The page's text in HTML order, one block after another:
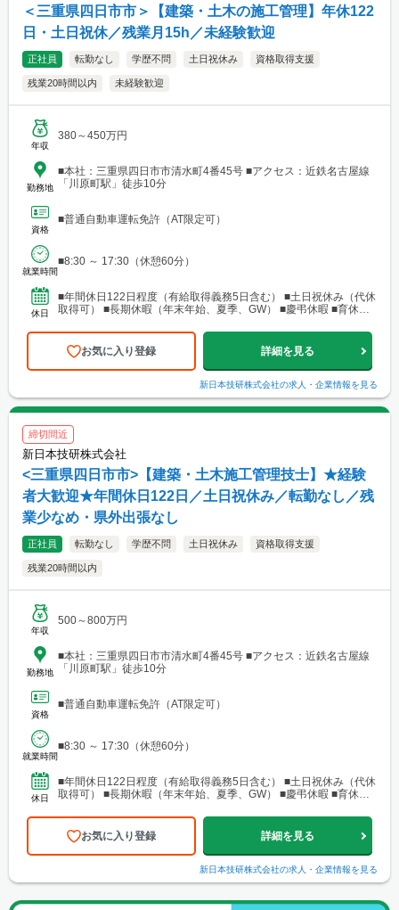
＜三重県四日市市＞【建築・土木の施工管理】年休122
日・土日祝休／残業月15h／未経験歓迎
正社員 転勤なし 学歴不問 土日祝休み 資格取得支援
残業20時間以内 未経験歓迎
年収
380～450万円
勤務地
■本社：三重県四日市市清水町4番45号 ■アクセス：近鉄名古屋線
「川原町駅」徒歩10分
資格
■普通自動車運転免許（AT限定可）
就業時間
■8:30 ～ 17:30（休憩60分）
休日
■年間休日122日程度（有給取得義務5日含む） ■土日祝休み（代休
取得可） ■長期休暇（年末年始、夏季、GW） ■慶弔休暇 ■育休・
お気に入り登録 詳細を見る
新日本技研株式会社の求人・企業情報を見る
締切間近
新日本技研株式会社
<三重県四日市市>【建築・土木施工管理技士】★経験
者大歓迎★年間休日122日／土日祝休み／転勤なし／残
業少なめ・県外出張なし
正社員 転勤なし 学歴不問 土日祝休み 資格取得支援
残業20時間以内
年収
500～800万円
勤務地
■本社：三重県四日市市清水町4番45号 ■アクセス：近鉄名古屋線
「川原町駅」徒歩10分
資格
■普通自動車運転免許（AT限定可）
就業時間
■8:30 ～ 17:30（休憩60分）
休日
■年間休日122日程度（有給取得義務5日含む） ■土日祝休み（代休
取得可） ■長期休暇（年末年始、夏季、GW） ■慶弔休暇 ■育休・
お気に入り登録 詳細を見る
新日本技研株式会社の求人・企業情報を見る